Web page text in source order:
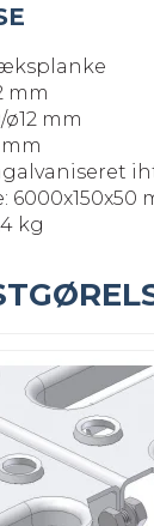
mm
mm
mm
iht
6000x150x50
kg